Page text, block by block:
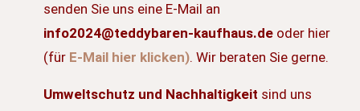
senden Sie uns eine E-Mail an
info2024@teddybaren-kaufhaus.de oder hier
(für E-Mail hier klicken). Wir beraten Sie gerne.
Umweltschutz und Nachhaltigkeit sind uns